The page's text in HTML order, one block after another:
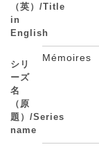
（英）/Title
in
English
シリ
ーズ
名
（原
題）/Series
name
Mémoires